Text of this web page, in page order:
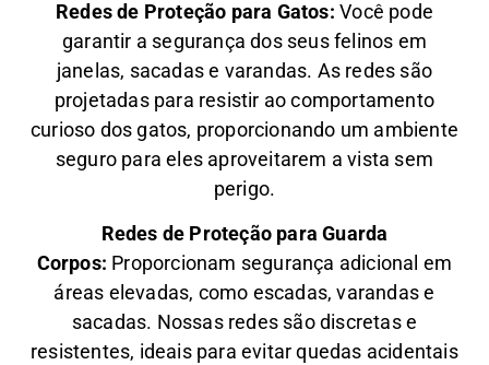
Redes de Proteção para Gatos: Você pode
garantir a segurança dos seus felinos em
janelas, sacadas e varandas. As redes são
projetadas para resistir ao comportamento
curioso dos gatos, proporcionando um ambiente
seguro para eles aproveitarem a vista sem
perigo.
Redes de Proteção para Guarda
Corpos: Proporcionam segurança adicional em
áreas elevadas, como escadas, varandas e
sacadas. Nossas redes são discretas e
resistentes, ideais para evitar quedas acidentais